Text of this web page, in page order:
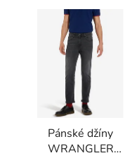
Pánské džíny
WRANGLER